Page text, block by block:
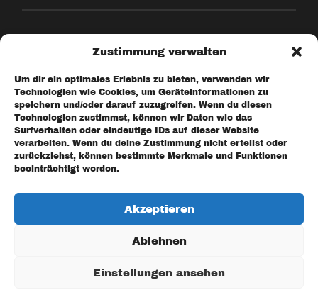
Zustimmung verwalten
Um dir ein optimales Erlebnis zu bieten, verwenden wir
Technologien wie Cookies, um Geräteinformationen zu
speichern und/oder darauf zuzugreifen. Wenn du diesen
Technologien zustimmst, können wir Daten wie das
Surfverhalten oder eindeutige IDs auf dieser Website
verarbeiten. Wenn du deine Zustimmung nicht erteilst oder
zurückziehst, können bestimmte Merkmale und Funktionen
beeinträchtigt werden.
Akzeptieren
Ablehnen
Einstellungen ansehen
Datenschutzerklärung
E-Mail:info@rechtsstaat.info